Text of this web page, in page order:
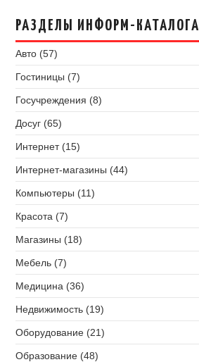
РАЗДЕЛЫ ИНФОРМ-КАТАЛОГА
Авто (57)
Гостиницы (7)
Госучреждения (8)
Досуг (65)
Интернет (15)
Интернет-магазины (44)
Компьютеры (11)
Красота (7)
Магазины (18)
Мебель (7)
Медицина (36)
Недвижимость (19)
Оборудование (21)
Образование (48)